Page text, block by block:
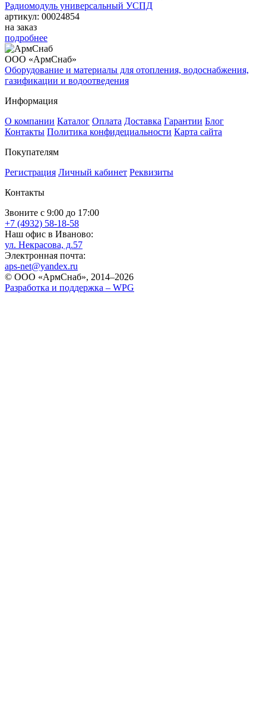
Радиомодуль универсальный УСПД
артикул: 00024854
на заказ
подробнее
ООО «АрмСнаб»
Оборудование и материалы для отопления, водоснабжения,
газификации и водоотведения
Информация
О компании Каталог Оплата Доставка Гарантии Блог
Контакты Политика конфидециальности Карта сайта
Покупателям
Регистрация Личный кабинет Реквизиты
Контакты
Звоните с 9:00 до 17:00
+7 (4932) 58-18-58
Наш офис в Иваново:
ул. Некрасова, д.57
Электронная почта:
aps-net@yandex.ru
© ООО «АрмСнаб», 2014–2026
Разработка и поддержка – WPG